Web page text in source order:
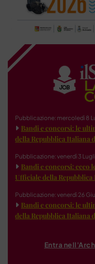
Pubblicazione: mercoledì 8
Bandi e concorsi: le
della Repubblica Italiana
Pubblicazione: venerdì 3
Bandi e concorsi: ecco
Ufficiale della
Pubblicazione: venerdì 26
Bandi e concorsi: le
della Repubblica Italiana
Entra